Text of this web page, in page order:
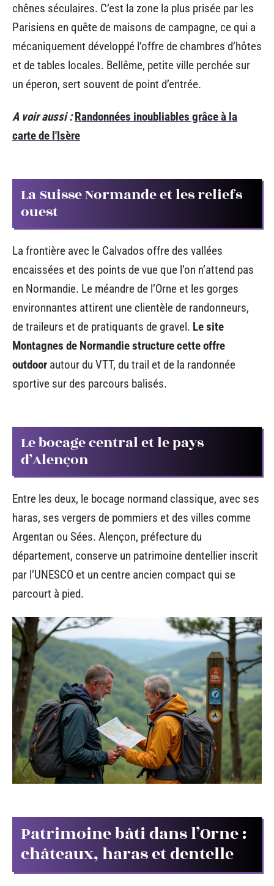
chênes séculaires. C’est la zone la plus prisée par les
Parisiens en quête de maisons de campagne, ce qui a
mécaniquement développé l’offre de chambres d’hôtes
et de tables locales. Bellême, petite ville perchée sur
un éperon, sert souvent de point d’entrée.
A voir aussi : Randonnées inoubliables grâce à la
carte de l'Isère
La Suisse Normande et les reliefs
ouest
La frontière avec le Calvados offre des vallées
encaissées et des points de vue que l’on n’attend pas
en Normandie. Le méandre de l’Orne et les gorges
environnantes attirent une clientèle de randonneurs,
de traileurs et de pratiquants de gravel. Le site
Montagnes de Normandie structure cette offre
outdoor autour du VTT, du trail et de la randonnée
sportive sur des parcours balisés.
Le bocage central et le pays
d’Alençon
Entre les deux, le bocage normand classique, avec ses
haras, ses vergers de pommiers et des villes comme
Argentan ou Sées. Alençon, préfecture du
département, conserve un patrimoine dentellier inscrit
par l’UNESCO et un centre ancien compact qui se
parcourt à pied.
Patrimoine bâti dans l’Orne :
châteaux, haras et dentelle